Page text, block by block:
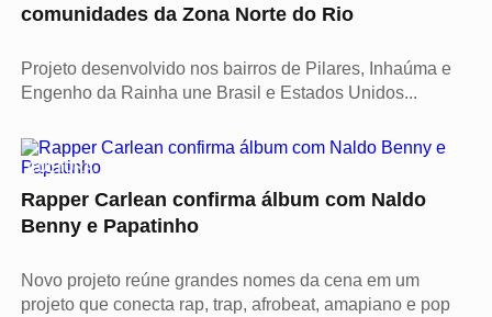
comunidades da Zona Norte do Rio
Projeto desenvolvido nos bairros de Pilares, Inhaúma e
Engenho da Rainha une Brasil e Estados Unidos...
CULTURA
Rapper Carlean confirma álbum com Naldo
Benny e Papatinho
Novo projeto reúne grandes nomes da cena em um
projeto que conecta rap, trap, afrobeat, amapiano e pop